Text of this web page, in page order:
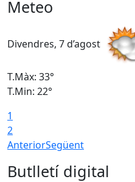
Meteo
Divendres, 7 d’agost
T.Màx: 33°
T.Min: 22°
1
2
AnteriorSegüent
Butlletí digital